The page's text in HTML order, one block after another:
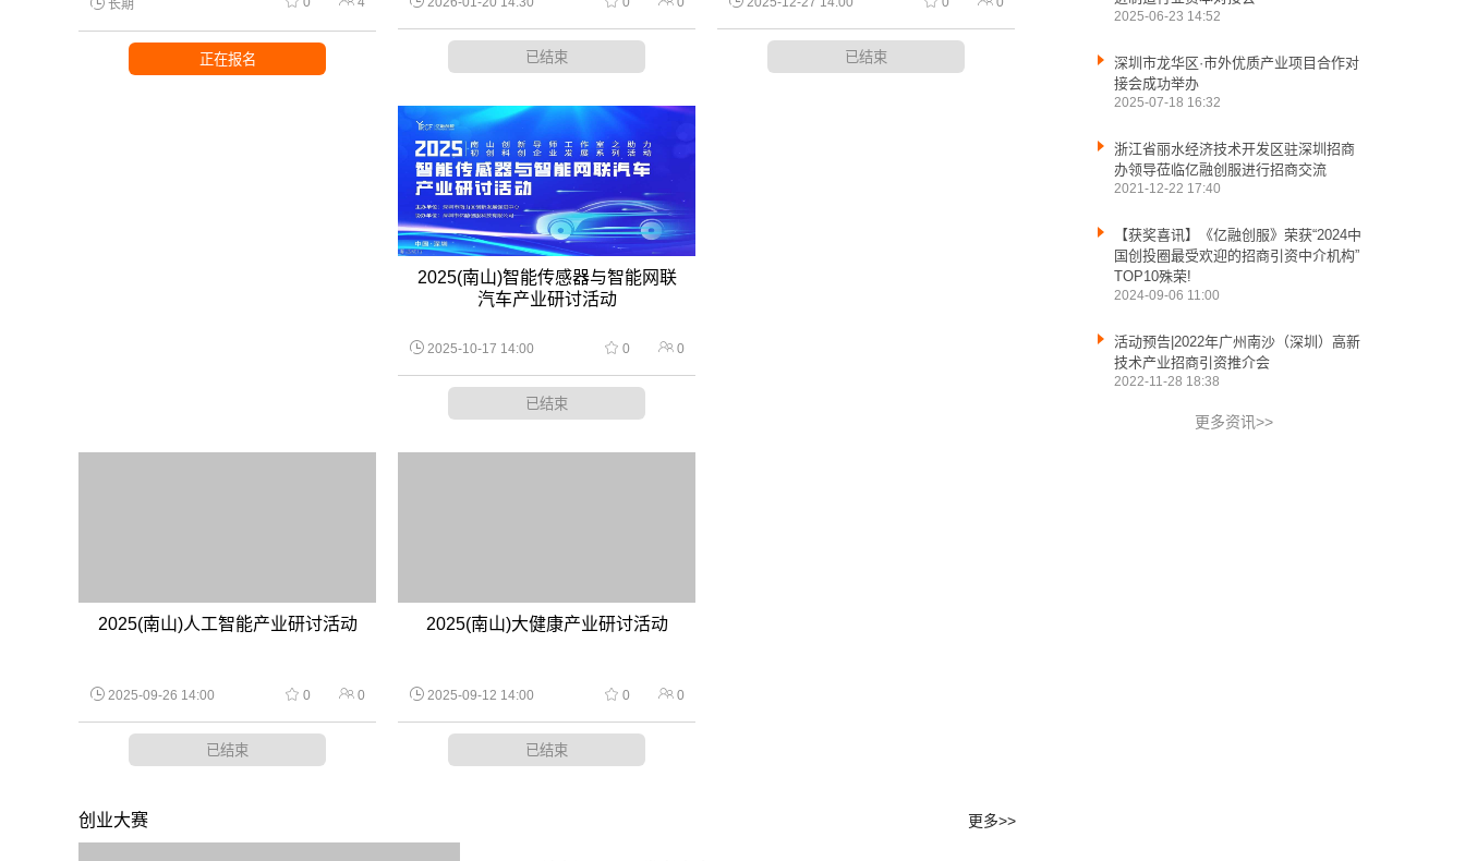
长期
正在报名 已结束 已结束
2025(南山)智能传感器与智能网联
汽车产业研讨活动
2025-10-17 14:00 0 0
已结束
2025(南山)人工智能产业研讨活动
2025-09-26 14:00 0 0
已结束
2025(南山)大健康产业研讨活动
2025-09-12 14:00 0 0
已结束
2025-06-23 14:52
 深圳市龙华区·市外优质产业项目合作对
接会成功举办
2025-07-18 16:32
 浙江省丽水经济技术开发区驻深圳招商
办领导莅临亿融创服进行招商交流
2021-12-22 17:40

【获奖喜讯】《亿融创服》荣获“2024中
国创投圈最受欢迎的招商引资中介机构”
TOP10殊荣!
2024-09-06 11:00
 活动预告|2022年广州南沙（深圳）高新
技术产业招商引资推介会
2022-11-28 18:38
更多资讯>>
创业大赛 更多>>